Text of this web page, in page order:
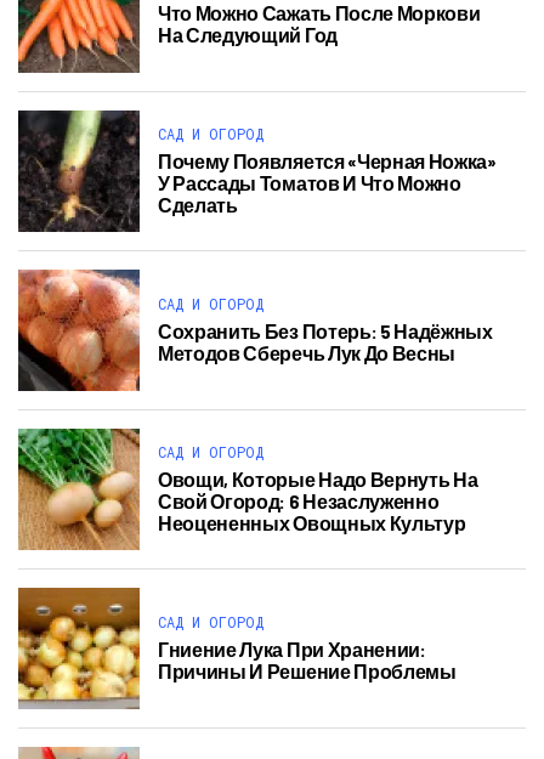
Что Можно Сажать После Моркови
На Следующий Год
САД И ОГОРОД
Почему Появляется «черная Ножка»
У Рассады Томатов И Что Можно
Сделать
САД И ОГОРОД
Сохранить Без Потерь: 5 Надёжных
Методов Сберечь Лук До Весны
САД И ОГОРОД
Овощи, Которые Надо Вернуть На
Свой Огород: 6 Незаслуженно
Неоцененных Овощных Культур
САД И ОГОРОД
Гниение Лука При Хранении:
Причины И Решение Проблемы